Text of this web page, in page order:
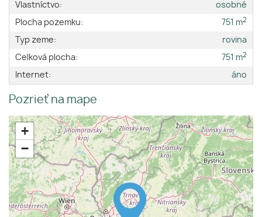
Vlastníctvo:
osobné
Plocha pozemku:
751 m2
Typ zeme:
rovina
Celková plocha:
751 m2
Internet: áno
Pozrieť na mape
+
−